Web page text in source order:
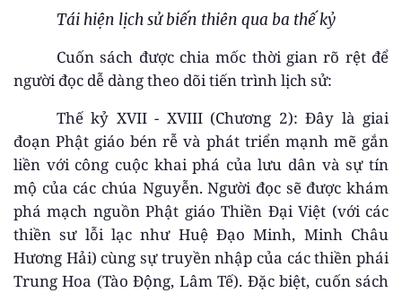
Tái hiện lịch sử biến thiên qua ba thế kỷ
Cuốn sách được chia mốc thời gian rõ rệt để
người đọc dễ dàng theo dõi tiến trình lịch sử:
Thế kỷ XVII - XVIII (Chương 2): Đây là giai
đoạn Phật giáo bén rễ và phát triển mạnh mẽ gắn
liền với công cuộc khai phá của lưu dân và sự tín
mộ của các chúa Nguyễn. Người đọc sẽ được khám
phá mạch nguồn Phật giáo Thiền Đại Việt (với các
thiền sư lỗi lạc như Huệ Đạo Minh, Minh Châu
Hương Hải) cùng sự truyền nhập của các thiền phái
Trung Hoa (Tào Động, Lâm Tế). Đặc biệt, cuốn sách